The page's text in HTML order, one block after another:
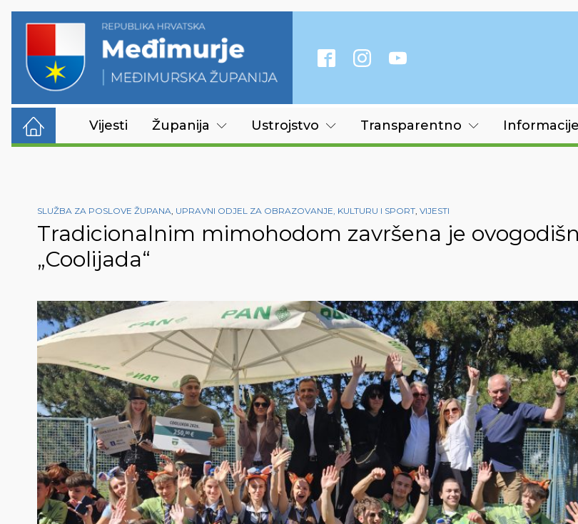
Vijesti Županija Ustrojstvo Transparentno Informacije
SLUŽBA ZA POSLOVE ŽUPANA, UPRAVNI ODJEL ZA OBRAZOVANJE, KULTURU I SPORT, VIJESTI
Tradicionalnim mimohodom završena je
„Coolijada“